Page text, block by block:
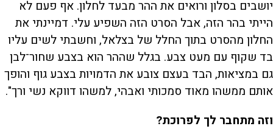
יושבים בסלון ורואים את ההר מבעד לחלון. אף פעם לא
הייתי בהר הזה, אבל הסרט הזה השפיע עלי. דמיינתי את
החלון מהסרט בתוך החלל של בצלאל, וחשבתי לשים עליו
בד שקוף עם מעט צבע. בגלל שההר הוא בצבע שחור־לבן
גם במציאות, הבד בעצם צובע את הדמויות בצבע גוף והופך
אותם ממשהו מאוד סמכותי ואבהי, למשהו דווקא נשי ורך".
וזה מתחבר לך לפרוכת?